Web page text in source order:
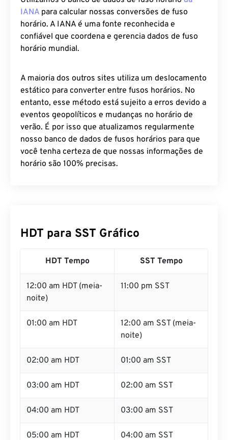
IANA para calcular nossas conversões de fuso
horário. A IANA é uma fonte reconhecida e
confiável que coordena e gerencia dados de fuso
horário mundial.
A maioria dos outros sites utiliza um deslocamento
estático para converter entre fusos horários. No
entanto, esse método está sujeito a erros devido a
eventos geopolíticos e mudanças no horário de
verão. É por isso que atualizamos regularmente
nosso banco de dados de fusos horários para que
você tenha certeza de que nossas informações de
horário são 100% precisas.
HDT para SST Gráfico
HDT Tempo SST Tempo
12:00 am HDT (meia-
noite)
11:00 pm SST
01:00 am HDT
12:00 am SST (meia-
noite)
02:00 am HDT 01:00 am SST
03:00 am HDT 02:00 am SST
04:00 am HDT 03:00 am SST
05:00 am HDT 04:00 am SST